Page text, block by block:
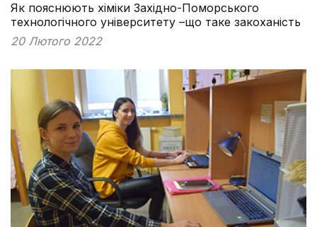
Як пояснюють хіміки Західно-Поморського
технологічного університету –що таке закоханість
20 Лютого 2022